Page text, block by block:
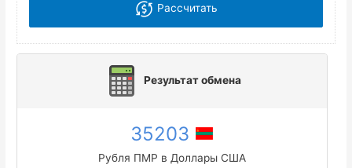
Рассчитать
Результат обмена
35203
Рубля ПМР в Доллары США